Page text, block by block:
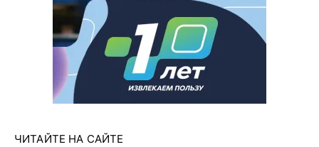
ЧИТАЙТЕ НА САЙТЕ